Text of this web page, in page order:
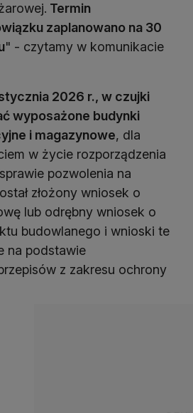
Termin
zaplanowano na 30
" - czytamy w komunikacie
2026 r., w czujki
wyposażone budynki
i magazynowe, dla
w życie rozporządzenia
pozwolenia na
złożony wniosek o
lub odrębny wniosek o
budowlanego i wnioski te
na podstawie
z zakresu ochrony